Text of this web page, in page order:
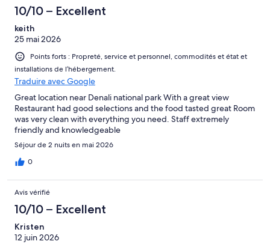
10/10 – Excellent
keith
25 mai 2026
Points forts : Propreté, service et personnel, commodités et état et
installations de l’hébergement.
Traduire avec Google
Great location near Denali national park With a great view
Restaurant had good selections and the food tasted great Room
was very clean with everything you need. Staff extremely
friendly and knowledgeable
Séjour de 2 nuits en mai 2026
0
Avis vérifié
10/10 – Excellent
Kristen
12 juin 2026